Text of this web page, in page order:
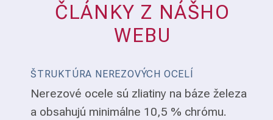
ČLÁNKY Z NÁŠHO
WEBU
ŠTRUKTÚRA NEREZOVÝCH OCELÍ
Nerezové ocele sú zliatiny na báze železa
a obsahujú minimálne 10,5 % chrómu.